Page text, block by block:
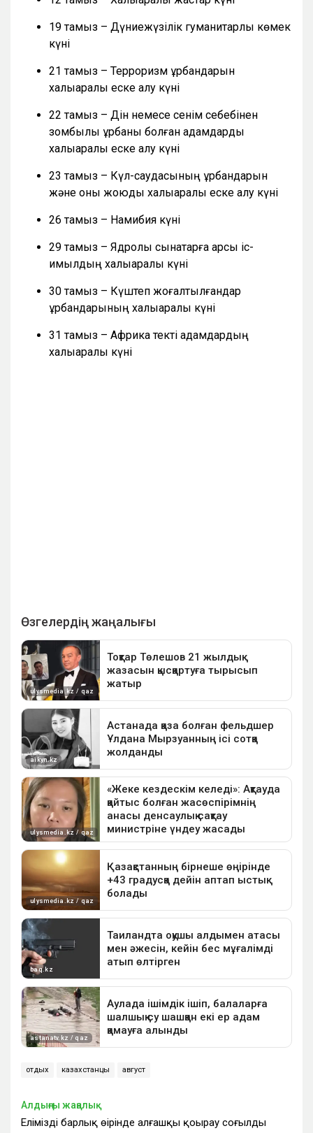
19 тамыз – Дүниежүзілік гуманитарлық көмек
күні
21 тамыз – Терроризм құрбандарын
халықаралық еске алу күні
22 тамыз – Дін немесе сенім себебінен
зомбылық құрбаны болған адамдарды
халықаралық еске алу күні
23 тамыз – Күл-саудасының құрбандарын
және оны жоюды халықаралық еске алу күні
26 тамыз – Намибия күні
29 тамыз – Ядролық сынақтарға қарсы іс-
қимылдың халықаралық күні
30 тамыз – Күштеп жоғалтылғандар
құрбандарының халықаралық күні
31 тамыз – Африка текті адамдардың
халықаралық күні
отдых казахстанцы август
Алдыңғы жаңалық
Еліміздің барлық өңірінде алғашқы қоңырау соғылды